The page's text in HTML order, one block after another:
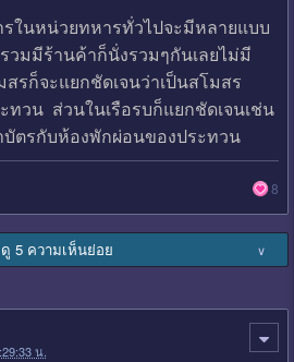
ในหน่วยทหารทั่วไปจะมีหลายแบบ
มมีร้านค้าก็นั่งรวมๆกันเลยไม่มี
รก็จะแยกชัดเจนว่าเป็นสโมสร
วน ส่วนในเรือรบก็แยกชัดเจนเช่น
ตรกับห้องพักผ่อนของประทวน
8
ดู 5 ความเห็นย่อย ∨
น.